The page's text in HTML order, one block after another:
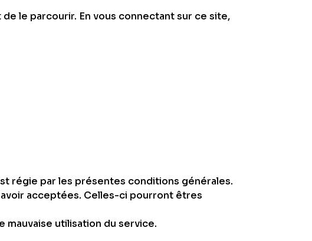
le parcourir. En vous connectant sur ce site,
régie par les présentes conditions générales.
acceptées. Celles-ci pourront êtres
mauvaise utilisation du service.